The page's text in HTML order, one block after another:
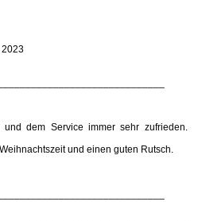
2023
dem Service immer sehr zufrieden.
und einen guten Rutsch.